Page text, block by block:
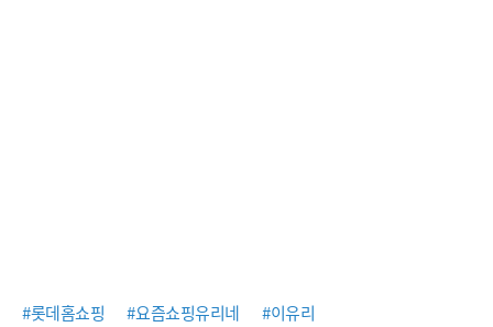
#롯데홈쇼핑 #요즘쇼핑유리네 #이유리